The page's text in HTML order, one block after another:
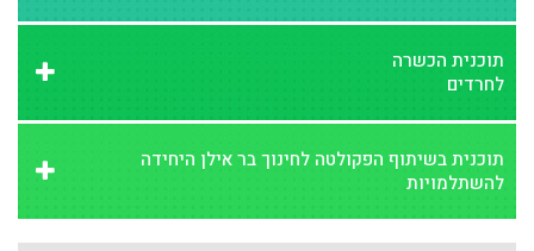
תוכנית הכשרה
לחרדים
תוכנית בשיתוף הפקולטה לחינוך בר אילן היחידה
להשתלמויות